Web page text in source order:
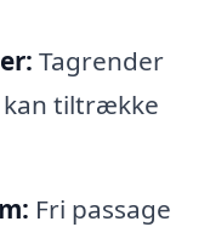
Tagrender
kan tiltrække
Fri passage